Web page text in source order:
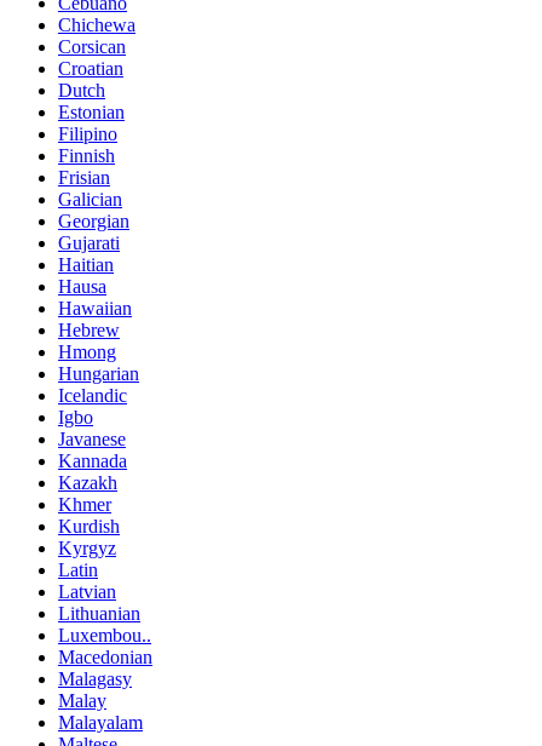
Chichewa
Corsican
Croatian
Dutch
Estonian
Filipino
Finnish
Frisian
Galician
Georgian
Gujarati
Haitian
Hausa
Hawaiian
Hebrew
Hmong
Hungarian
Icelandic
Igbo
Javanese
Kannada
Kazakh
Khmer
Kurdish
Kyrgyz
Latin
Latvian
Lithuanian
Luxembou..
Macedonian
Malagasy
Malay
Malayalam